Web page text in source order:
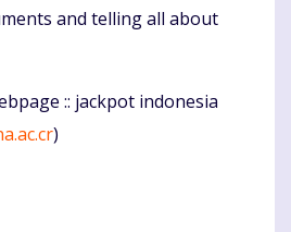
and telling all about
:: jackpot indonesia
)